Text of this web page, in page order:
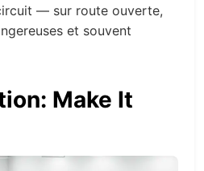
— sur route ouverte,
et souvent
Make It